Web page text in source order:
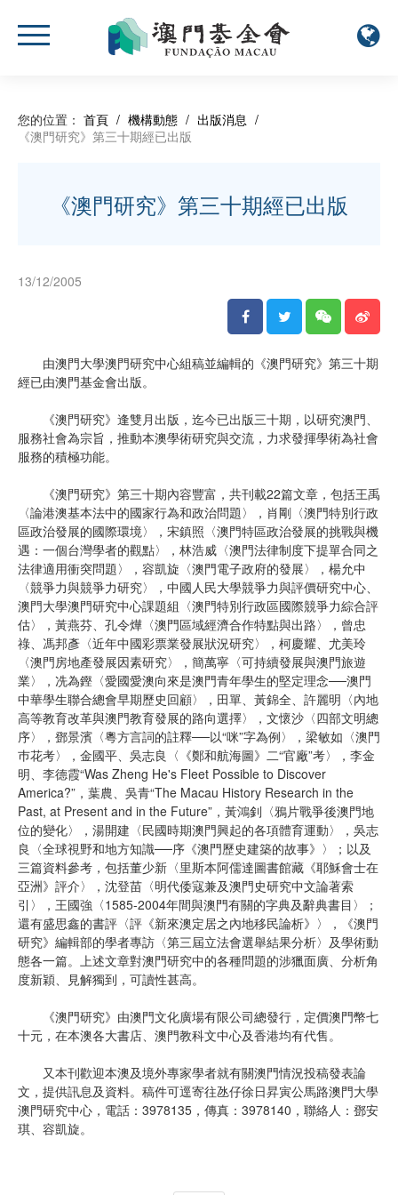
您的位置： 首頁 / 機構動態 / 出版消息 /
《澳門研究》第三十期經已出版
《澳門研究》第三十期經已出版
13/12/2005
由澳門大學澳門研究中心組稿並編輯的《澳門研究》第三十期
經已由澳門基金會出版。
《澳門研究》逢雙月出版，迄今已出版三十期，以研究澳門、
服務社會為宗旨，推動本澳學術研究與交流，力求發揮學術為社會
服務的積極功能。
《澳門研究》第三十期內容豐富，共刊載22篇文章，包括王禹
〈論港澳基本法中的國家行為和政治問題〉，肖剛〈澳門特別行政
區政治發展的國際環境〉，宋鎮照〈澳門特區政治發展的挑戰與機
遇：一個台灣學者的觀點〉，林浩威〈澳門法律制度下提單合同之
法律適用衝突問題〉，容凱旋〈澳門電子政府的發展〉，楊允中
〈競爭力與競爭力研究〉，中國人民大學競爭力與評價研究中心、
澳門大學澳門研究中心課題組〈澳門特別行政區國際競爭力綜合評
估〉，黃燕芬、孔令燁〈澳門區域經濟合作特點與出路〉，曾忠
祿、馮邦彥〈近年中國彩票業發展狀況研究〉，柯慶耀、尤美玲
〈澳門房地產發展因素研究〉，簡萬寧〈可持續發展與澳門旅遊
業〉，冼為鏗〈愛國愛澳向來是澳門青年學生的堅定理念──澳門
中華學生聯合總會早期歷史回顧〉，田單、黃錦全、許麗明〈內地
高等教育改革與澳門教育發展的路向選擇〉，文懷沙〈四部文明總
序〉，鄧景濱〈粵方言詞的註釋──以“咪”字為例〉，梁敏如〈澳門
巿花考〉，金國平、吳志良〈《鄭和航海圖》二“官廠”考〉，李金
明、李德霞“Was Zheng He's Fleet Possible to Discover
America?”，葉農、吳青“The Macau History Research in the
Past, at Present and in the Future”，黃鴻釗〈鴉片戰爭後澳門地
位的變化〉，湯開建〈民國時期澳門興起的各項體育運動〉，吳志
良〈全球視野和地方知識──序《澳門歷史建築的故事》〉；以及
三篇資料參考，包括董少新〈里斯本阿儒達圖書館藏《耶穌會士在
亞洲》評介〉，沈登苗〈明代倭寇兼及澳門史研究中文論著索
引〉，王國強〈1585-2004年間與澳門有關的字典及辭典書目〉；
還有盛思鑫的書評〈評《新來澳定居之內地移民論析》〉，《澳門
研究》編輯部的學者專訪〈第三屆立法會選舉結果分析〉及學術動
態各一篇。上述文章對澳門研究中的各種問題的涉獵面廣、分析角
度新穎、見解獨到，可讀性甚高。
《澳門研究》由澳門文化廣場有限公司總發行，定價澳門幣七
十元，在本澳各大書店、澳門教科文中心及香港均有代售。
又本刊歡迎本澳及境外專家學者就有關澳門情況投稿發表論
文，提供訊息及資料。稿件可逕寄往氹仔徐日昇寅公馬路澳門大學
澳門研究中心，電話：3978135，傳真：3978140，聯絡人：鄧安
琪、容凱旋。